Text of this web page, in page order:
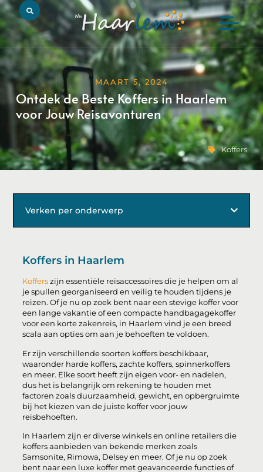
MAART 5, 2024
Ontdek de Beste Koffers in Haarlem
voor Jouw Reisavonturen
Koffers
Koffers in Haarlem
Koffers zijn essentiële reisaccessoires die je helpen om al
je spullen georganiseerd en veilig te houden tijdens je
reizen. Of je nu op zoek bent naar een stevige koffer voor
een lange vakantie of een compacte handbagagekoffer
voor een korte zakenreis, in Haarlem vind je een breed
scala aan opties om aan je behoeften te voldoen.
Er zijn verschillende soorten koffers beschikbaar,
waaronder harde koffers, zachte koffers, spinnerkoffers
en meer. Elke soort heeft zijn eigen voor- en nadelen,
dus het is belangrijk om rekening te houden met
factoren zoals duurzaamheid, gewicht, en opbergruimte
bij het kiezen van de juiste koffer voor jouw
reisbehoeften.
In Haarlem zijn er diverse winkels en online retailers die
koffers aanbieden van bekende merken zoals
Samsonite, Rimowa, Delsey en meer. Of je nu op zoek
bent naar een luxe koffer met geavanceerde functies of
Verken per onderwerp